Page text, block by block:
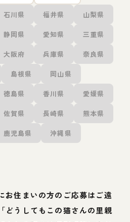
石川県 福井県 山梨県
静岡県 愛知県 三重県
大阪府 兵庫県 奈良県
島根県 岡山県
徳島県 香川県 愛媛県
佐賀県 長崎県 熊本県
鹿児島県 沖縄県
お住まいの方のご応募はご遠
どうしてもこの猫さんの里親